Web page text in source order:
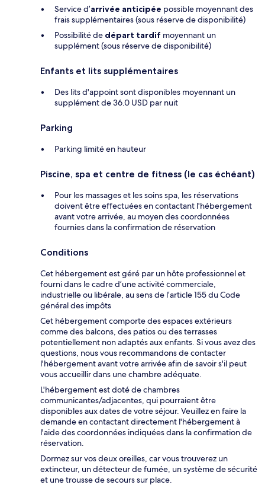
Service d’arrivée anticipée possible moyennant des
frais supplémentaires (sous réserve de disponibilité)
Possibilité de départ tardif moyennant un
supplément (sous réserve de disponibilité)
Enfants et lits supplémentaires
Des lits d'appoint sont disponibles moyennant un
supplément de 36.0 USD par nuit
Parking
Parking limité en hauteur
Piscine, spa et centre de fitness (le cas échéant)
Pour les massages et les soins spa, les réservations
doivent être effectuées en contactant l'hébergement
avant votre arrivée, au moyen des coordonnées
fournies dans la confirmation de réservation
Conditions
Cet hébergement est géré par un hôte professionnel et
fourni dans le cadre d’une activité commerciale,
industrielle ou libérale, au sens de l’article 155 du Code
général des impôts
Cet hébergement comporte des espaces extérieurs
comme des balcons, des patios ou des terrasses
potentiellement non adaptés aux enfants. Si vous avez des
questions, nous vous recommandons de contacter
l'hébergement avant votre arrivée afin de savoir s'il peut
vous accueillir dans une chambre adéquate.
L'hébergement est doté de chambres
communicantes/adjacentes, qui pourraient être
disponibles aux dates de votre séjour. Veuillez en faire la
demande en contactant directement l'hébergement à
l'aide des coordonnées indiquées dans la confirmation de
réservation.
Dormez sur vos deux oreilles, car vous trouverez un
extincteur, un détecteur de fumée, un système de sécurité
et une trousse de secours sur place.